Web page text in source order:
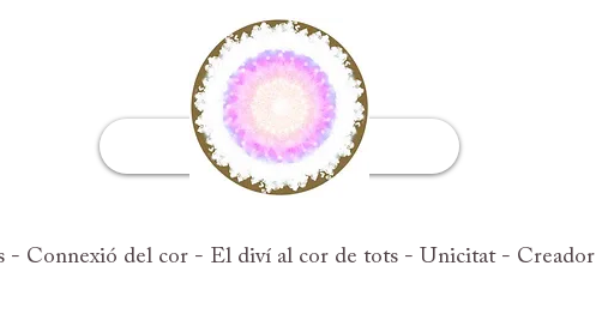
Introducció
- Connexió del cor - El diví al cor de tots - Unicitat - Creador